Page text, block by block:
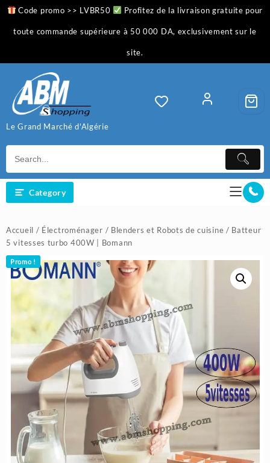
Skip
content
Code promo >> LVBR50 Profitez de la livraison gratuite pour
toute commande supérieure à 50 000 DA, exclusivement sur le
site.
Le Grand Marché d'Algérie
Category
Accueil / Électroménager / Blenders et Robots de cuisine / Batteur
5 vitesses turbo 400W | Bomann
Promo !